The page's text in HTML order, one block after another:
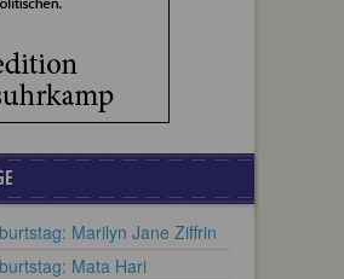
Marilyn Jane Ziffrin
Mata Hari